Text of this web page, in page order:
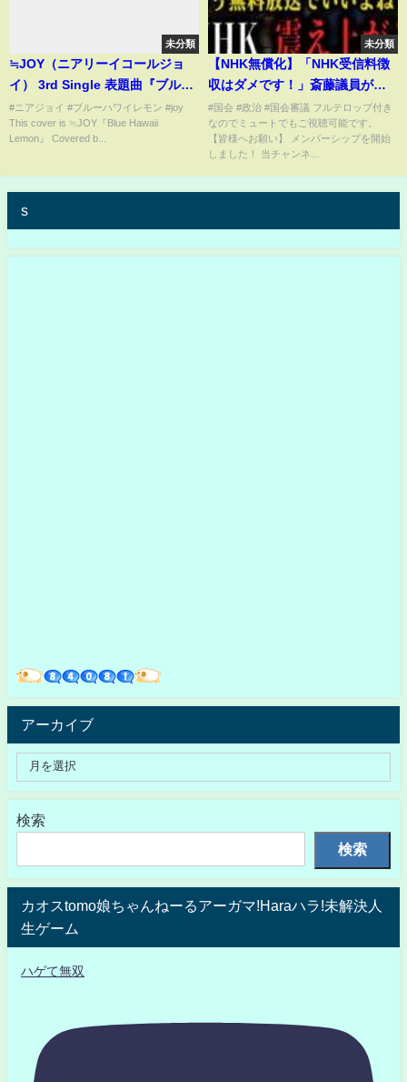
未分類
≒JOY（ニアリーイコールジョ
イ） 3rd Single 表題曲『ブルー
ハワイレモン』【歌ってみた】
【弾いてみた】Cover by
monopole
#ニアジョイ #ブルーハワイレモン #joy
This cover is ≒JOY『Blue Hawaii
Lemon』 Covered b...
未分類
【NHK無償化】「NHK受信料徴
収はダメです！」斎藤議員が
NHK会長へ直接提案してしま
う...【国会 スクランブル 総務委
員会】
#国会 #政治 #国会審議 フルテロップ付き
なのでミュートでもご視聴可能です。
【皆様へお願い】 メンバーシップを開始
しました！ 当チャンネ...
s
アーカイブ
検索
検索
カオスtomo娘ちゃんねーるアーガマ!Haraハラ!未解決人
生ゲーム
ハゲて無双